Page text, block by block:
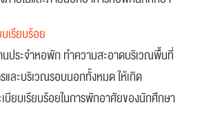
เรียบร้อย
ประจำหอพัก ทำความสะอาดบริเวณพื้นที่
และบริเวณรอบนอกทั้งหมด ให้เกิด
เบียบเรียบร้อยในการพักอาศัยของนักศึกษา